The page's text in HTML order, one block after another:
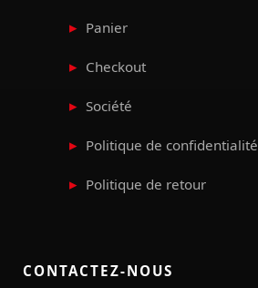
Panier
Checkout
Société
Politique de confidentialité
Politique de retour
CONTACTEZ-NOUS